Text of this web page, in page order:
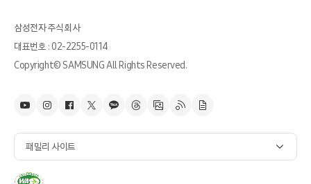
삼성전자 주식회사
대표번호 : 02-2255-0114
Copyright© SAMSUNG All Rights Reserved.
패밀리 사이트